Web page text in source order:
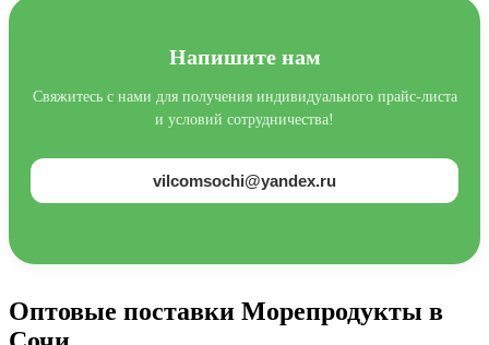
Напишите нам
Свяжитесь с нами для получения индивидуального прайс-листа
и условий сотрудничества!
vilcomsochi@yandex.ru
Оптовые поставки Морепродукты в